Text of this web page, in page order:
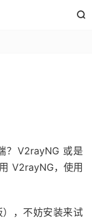

？V2rayNG 或是
V2rayNG，使用
，不妨安装来试